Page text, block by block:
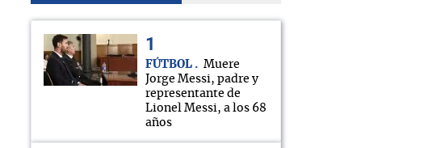
FÚTBOL
Muere
Jorge Messi, padre y
representante de
Lionel Messi, a los 68
años